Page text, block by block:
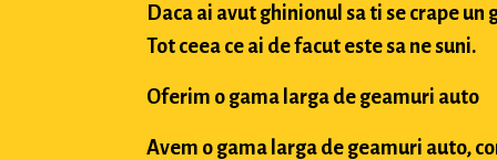
Daca ai avut ghinionul sa ti se crape
Tot ceea ce ai de facut este sa ne suni.
Oferim o gama larga de geamuri auto
Avem o gama larga de geamuri auto,